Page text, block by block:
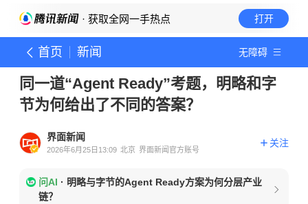
· 获取全网一手热点 打开
首页 新闻 无障碍
同一道“Agent Ready”考题，明略和字
节为何给出了不同的答案？
界面新闻
2026年6月25日13:09 北京 界面新闻官方账号
关注
问AI · 明略与字节的Agent Ready方案为何分层产业
链？